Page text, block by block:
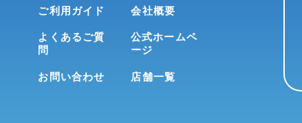
ご利用ガイド
よくあるご質
問
お問い合わせ
会社概要
公式ホームペ
ージ
店舗一覧